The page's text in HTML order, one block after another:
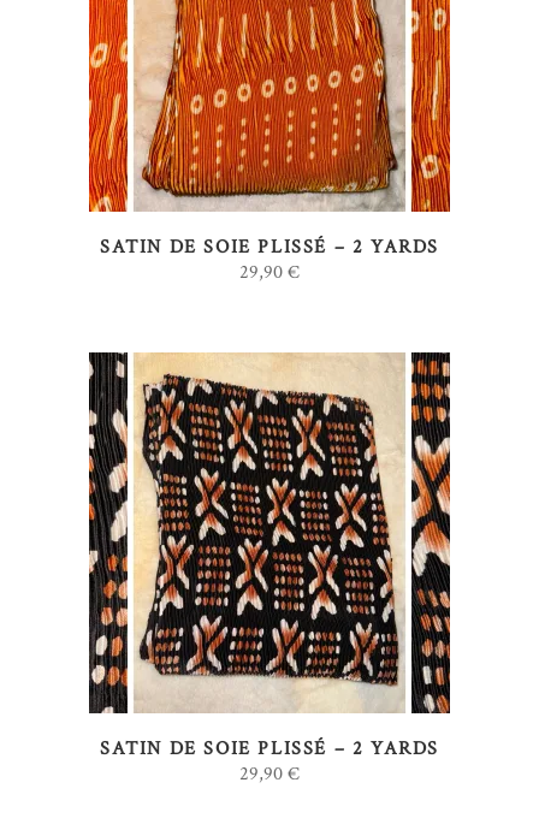
AJOUTER AU PANIER
SATIN DE SOIE PLISSÉ – 2 YARDS
29,90€
AJOUTER AU PANIER
SATIN DE SOIE PLISSÉ – 2 YARDS
29,90€